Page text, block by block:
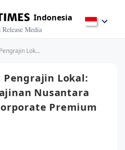
Indonesia
Release Media
/ Kira Souvenir x Pengrajin Lokal: Mengubah Kerajinan Nusantara Jadi Souvenir Corporate Premium
Pengrajin Lokal:
Nusantara
Premium